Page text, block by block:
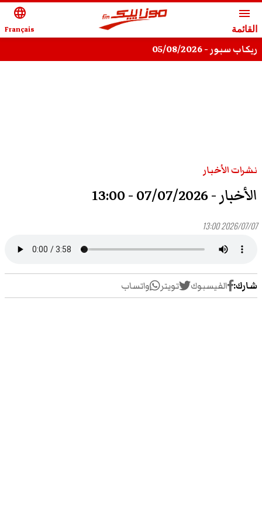
menu
القائمة
language
Français
ريكاب سبور - 05/08/2026
نشرات الأخبار
الأخبار - 07/07/2026 - 13:00
2026/07/07 13:00
شارك: الفيسبوك تويتر واتساب